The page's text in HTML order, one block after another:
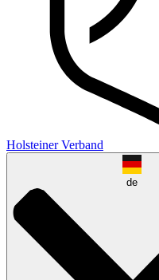
Holsteiner Verband
de